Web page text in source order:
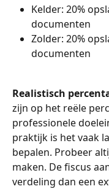
Kelder: 20%
documenten
Zolder: 20%
documenten
Realistisch
zijn op het reële
professionele
praktijk is het vaak
bepalen. Probeer
maken. De fiscus
verdeling dan een